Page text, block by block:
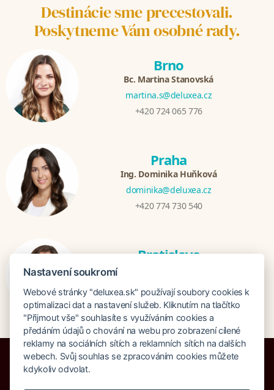
Destinácie sme precestovali.
Poskytneme Vám osobné rady.
Brno
Bc. Martina Stanovská
martina.s@deluxea.cz
+420 724 065 776
Praha
Ing. Dominika Huňková
dominika@deluxea.cz
+420 774 730 540
Bratislava
+421 948 759 074
Nastavení soukromí
Webové stránky "deluxea.sk" používají soubory cookies k
optimalizaci dat a nastavení služeb. Kliknutím na tlačítko
"Přijmout vše" souhlasíte s využíváním cookies a
předáním údajů o chování na webu pro zobrazení cílené
reklamy na sociálních sítích a reklamních sítích na dalších
webech. Svůj souhlas se zpracováním cookies můžete
kdykoliv odvolat.